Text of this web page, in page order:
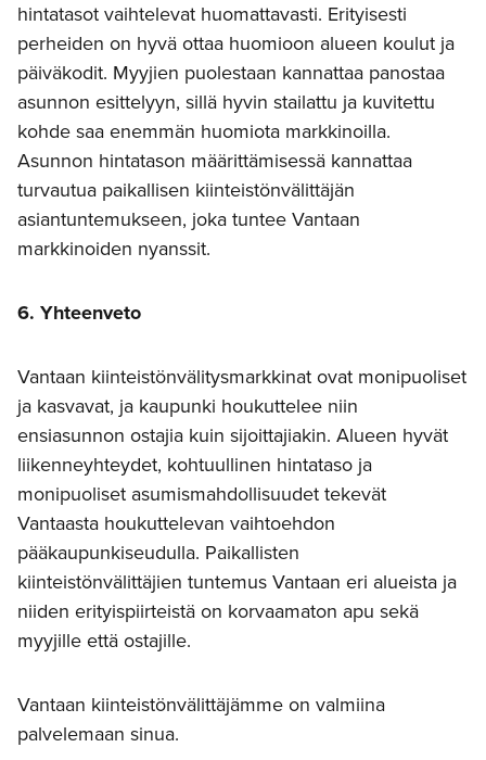
hintatasot vaihtelevat huomattavasti. Erityisesti
perheiden on hyvä ottaa huomioon alueen koulut ja
päiväkodit. Myyjien puolestaan kannattaa panostaa
asunnon esittelyyn, sillä hyvin stailattu ja kuvitettu
kohde saa enemmän huomiota markkinoilla.
Asunnon hintatason määrittämisessä kannattaa
turvautua paikallisen kiinteistönvälittäjän
asiantuntemukseen, joka tuntee Vantaan
markkinoiden nyanssit.
6. Yhteenveto
Vantaan kiinteistönvälitysmarkkinat ovat monipuoliset
ja kasvavat, ja kaupunki houkuttelee niin
ensiasunnon ostajia kuin sijoittajiakin. Alueen hyvät
liikenneyhteydet, kohtuullinen hintataso ja
monipuoliset asumismahdollisuudet tekevät
Vantaasta houkuttelevan vaihtoehdon
pääkaupunkiseudulla. Paikallisten
kiinteistönvälittäjien tuntemus Vantaan eri alueista ja
niiden erityispiirteistä on korvaamaton apu sekä
myyjille että ostajille.
Vantaan kiinteistönvälittäjämme on valmiina
palvelemaan sinua.